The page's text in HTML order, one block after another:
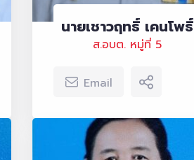
นายเชาวฤทธิ์ เคนโพธิ์
ส.อบต. หมู่ที่ 5
Email